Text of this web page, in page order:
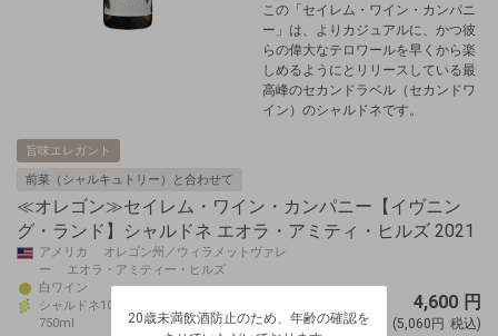
この「セイレム・ワイン・カンパニ
ー」は、よりカジュアルに、かつ彼
らの偉大なテロワールを早くから楽
しめるようにとリリースしている最
高峰のセカンドラベル（セカンドワ
イン）のシャルドネです。
旨味エレガント
前菜（シャルキュトリー）と合わせて
≪オレゴン≫セイレム・ワイン・カンパニー【イヴニン
グ・ランド】シャルドネ エオラ・アミティ・ヒルズ 2021
アメリカ オレゴン州／ウィラメットヴァレ
ー エオラ・アミティー・ヒルズ
白ワイン
シャルドネ100%
750ml
4,600 円
(5,060円 税込)
20歳未満飲酒防止のため、年齢の確認を
20歳未満飲酒防止のため、年齢の確認を
生年月日を入力してください。